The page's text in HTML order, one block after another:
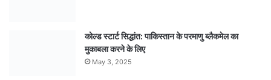
कोल्ड स्टार्ट सिद्धांत: पाकिस्तान के परमाणु ब्लैकमेल का
मुकाबला करने के लिए
May 3, 2025